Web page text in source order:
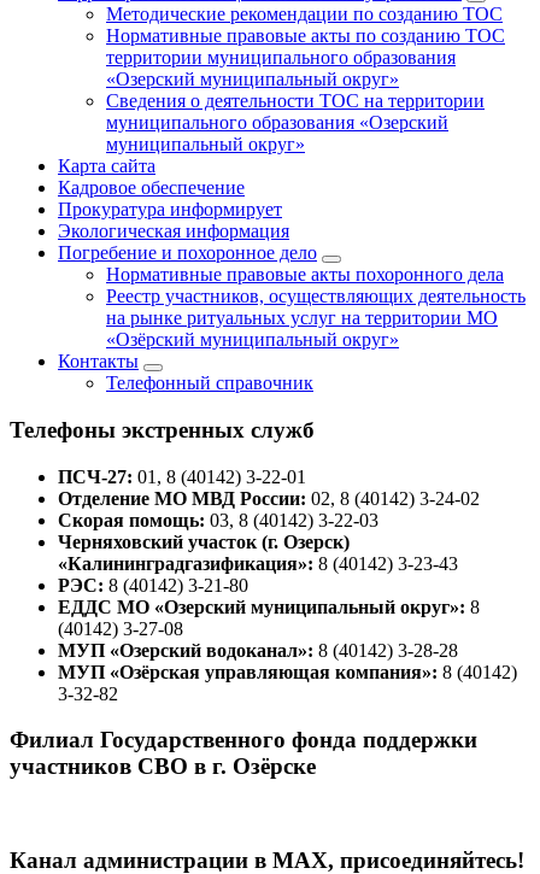
Методические рекомендации по созданию ТОС
Нормативные правовые акты по созданию ТОС
территории муниципального образования
«Озерский муниципальный округ»
Сведения о деятельности ТОС на территории
муниципального образования «Озерский
муниципальный округ»
Карта сайта
Кадровое обеспечение
Прокуратура информирует
Экологическая информация
Погребение и похоронное дело
Нормативные правовые акты похоронного дела
Реестр участников, осуществляющих деятельность
на рынке ритуальных услуг на территории МО
«Озёрский муниципальный округ»
Контакты
Телефонный справочник
Телефоны экстренных служб
ПСЧ-27: 01, 8 (40142) 3-22-01
Отделение МО МВД России: 02, 8 (40142) 3-24-02
Скорая помощь: 03, 8 (40142) 3-22-03
Черняховский участок (г. Озерск)
«Калининградгазификация»: 8 (40142) 3-23-43
РЭС: 8 (40142) 3-21-80
ЕДДС МО «Озерский муниципальный округ»: 8
(40142) 3-27-08
МУП «Озерский водоканал»: 8 (40142) 3-28-28
МУП «Озёрская управляющая компания»: 8 (40142)
3-32-82
Филиал Государственного фонда поддержки
участников СВО в г. Озёрске
Канал администрации в МАХ, присоединяйтесь!